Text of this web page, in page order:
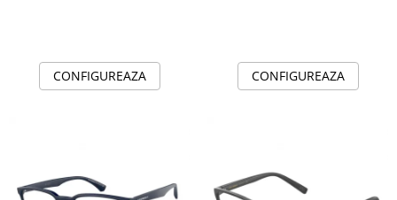
CONFIGUREAZA CONFIGUREAZA